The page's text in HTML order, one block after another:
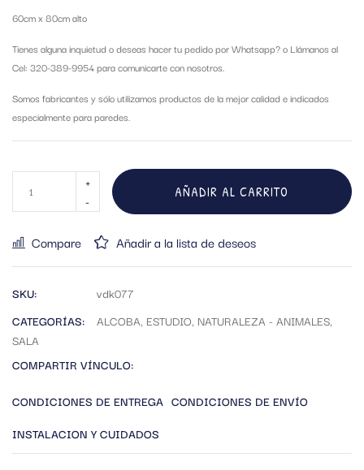
60cm x 80cm alto
Tienes alguna inquietud o deseas hacer tu pedido por Whatsapp?o Llámanos al
Cel: 320-389-9954 para comunicarte con nosotros.
Somos fabricantes y sólo utilizamos productos de la mejor calidad e indicados
especialmente para paredes.
AÑADIR AL CARRITO
Compare Añadir a la lista de deseos
SKU:
vdk077
CATEGORÍAS:
ALCOBA, ESTUDIO, NATURALEZA - ANIMALES,
SALA
COMPARTIR VÍNCULO:
CONDICIONES DE ENTREGA CONDICIONES DE ENVÍO
INSTALACION Y CUIDADOS